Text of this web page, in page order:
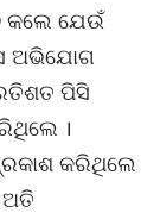
କଲେ ଯେଉଁ
ଅଭିଯୋଗ
ପିସି
।
କରିଥିଲେ
ଅତି